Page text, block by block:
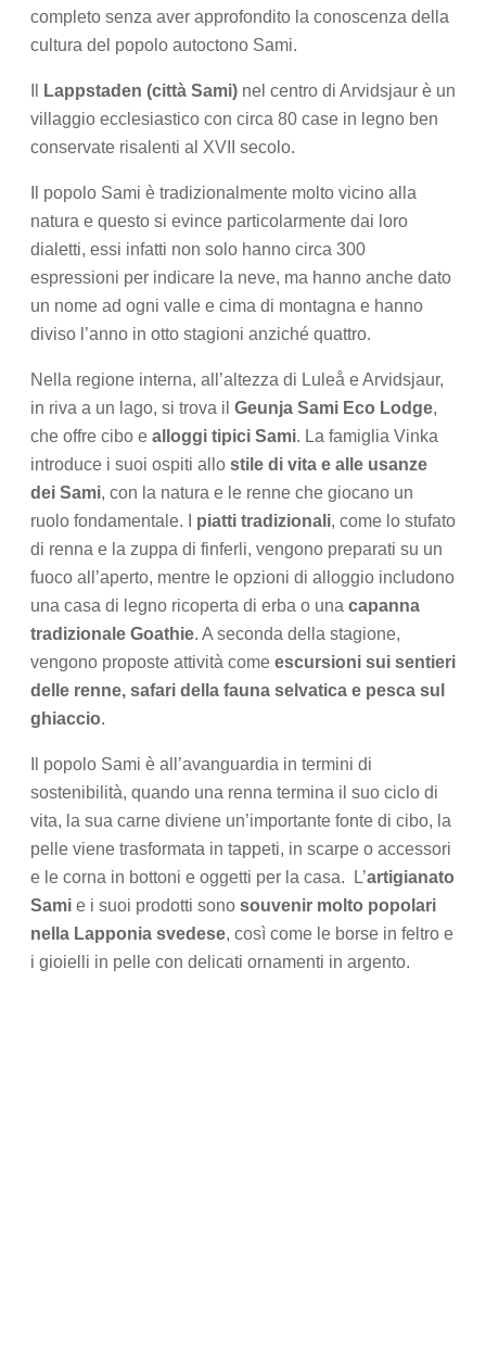
completo senza aver approfondito la conoscenza della
cultura del popolo autoctono Sami.
Lappstaden (città Sami) nel centro di Arvidsjaur è un
villaggio ecclesiastico con circa 80 case in legno ben
conservate risalenti al XVII secolo.
Il popolo Sami è tradizionalmente molto vicino alla
natura e questo si evince particolarmente dai loro
dialetti, essi infatti non solo hanno circa 300
espressioni per indicare la neve, ma hanno anche dato
un nome ad ogni valle e cima di montagna e hanno
diviso l’anno in otto stagioni anziché quattro.
Nella regione interna, all’altezza di Luleå e Arvidsjaur,
in riva a un lago, si trova il Geunja Sami Eco Lodge,
che offre cibo e alloggi tipici Sami. La famiglia Vinka
introduce i suoi ospiti allo stile di vita e alle usanze
dei Sami, con la natura e le renne che giocano un
ruolo fondamentale. I piatti tradizionali, come lo stufato
di renna e la zuppa di finferli, vengono preparati su un
fuoco all’aperto, mentre le opzioni di alloggio includono
una casa di legno ricoperta di erba o una capanna
tradizionale Goathie. A seconda della stagione,
vengono proposte attività come escursioni sui sentieri
delle renne, safari della fauna selvatica e pesca sul
ghiaccio.
Il popolo Sami è all’avanguardia in termini di
sostenibilità, quando una renna termina il suo ciclo di
vita, la sua carne diviene un’importante fonte di cibo, la
pelle viene trasformata in tappeti, in scarpe o accessori
e le corna in bottoni e oggetti per la casa. L’artigianato
Sami e i suoi prodotti sono souvenir molto popolari
nella Lapponia svedese, così come le borse in feltro e
i gioielli in pelle con delicati ornamenti in argento.